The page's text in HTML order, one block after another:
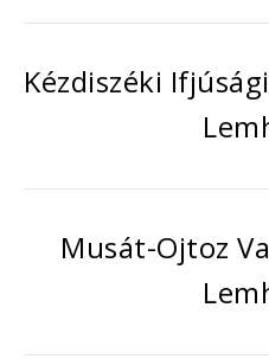
Kézdiszéki
Musát-Ojtoz